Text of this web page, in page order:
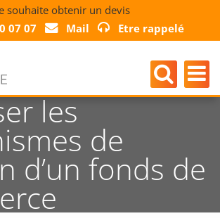
souhaite obtenir un devis
07 07
Mail Etre rappelé
les
de
d’un fonds de